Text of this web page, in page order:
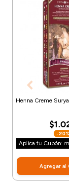
Henna Creme
-20%
Aplica tu Cupón:
Agregar al